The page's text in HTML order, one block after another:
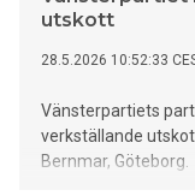
utskott
28.5.2026 10:52:33
Vänsterpartiets
verkställande
Bernmar, Göteborg.